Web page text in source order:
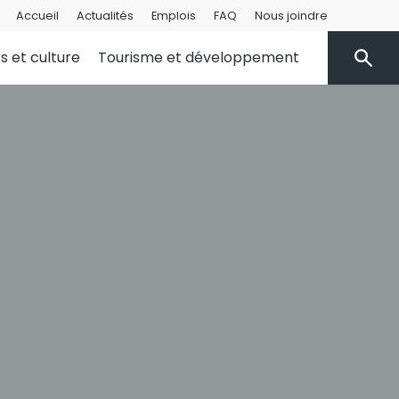
Accueil Actualités Emplois FAQ Nous joindre
et culture Tourisme et développement